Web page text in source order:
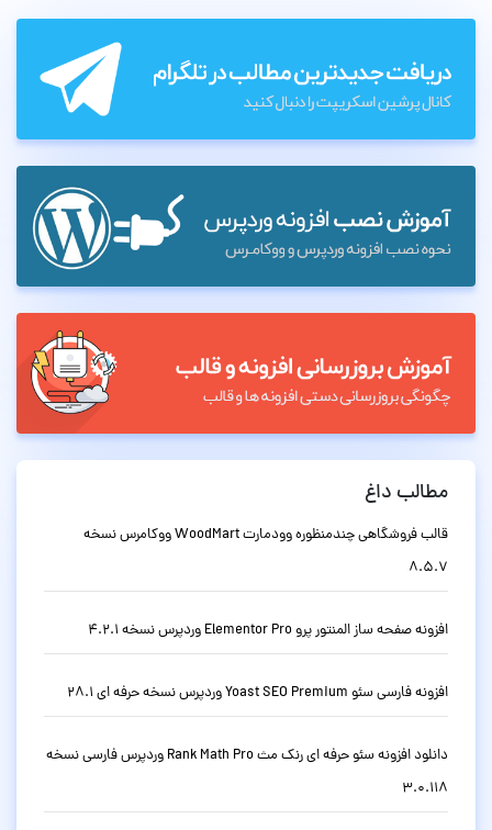
مطالب داغ
قالب فروشگاهی چندمنظوره وودمارت WoodMart ووکامرس نسخه
8.5.7
افزونه صفحه ساز المنتور پرو Elementor Pro وردپرس نسخه 4.2.1
افزونه فارسی سئو Yoast SEO Premium وردپرس نسخه حرفه ای 28.1
دانلود افزونه سئو حرفه ای رنک مث Rank Math Pro وردپرس فارسی نسخه
3.0.118